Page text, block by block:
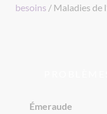
besoins / Maladies de
Émeraude